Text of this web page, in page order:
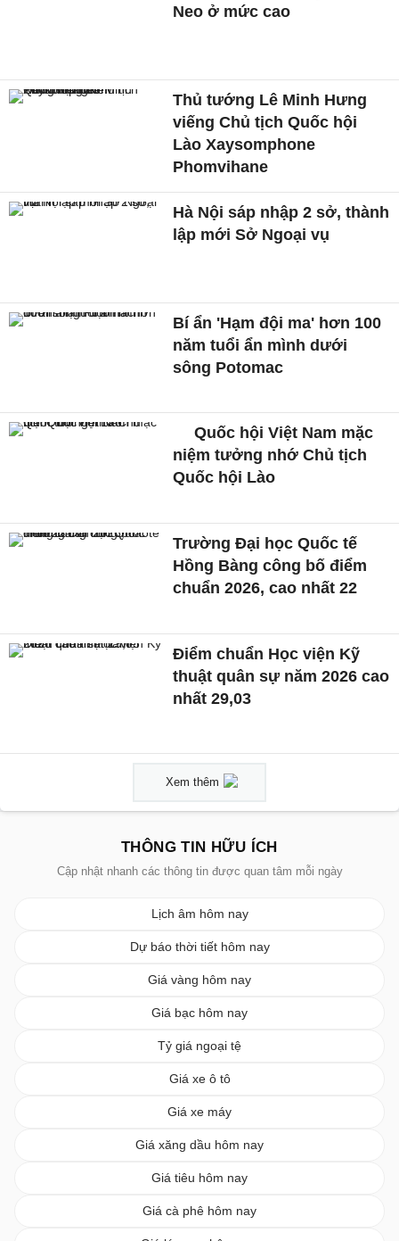
Neo ở mức cao
Thủ tướng Lê Minh Hưng
viếng Chủ tịch Quốc hội
Lào Xaysomphone
Phomvihane
Hà Nội sáp nhập 2 sở, thành
lập mới Sở Ngoại vụ
Bí ẩn 'Hạm đội ma' hơn 100
năm tuổi ẩn mình dưới
sông Potomac
Quốc hội Việt Nam mặc
niệm tưởng nhớ Chủ tịch
Quốc hội Lào
Trường Đại học Quốc tế
Hồng Bàng công bố điểm
chuẩn 2026, cao nhất 22
Điểm chuẩn Học viện Kỹ
thuật quân sự năm 2026 cao
nhất 29,03
Xem thêm
THÔNG TIN HỮU ÍCH
Cập nhật nhanh các thông tin được quan tâm mỗi ngày
Lịch âm hôm nay
Dự báo thời tiết hôm nay
Giá vàng hôm nay
Giá bạc hôm nay
Tỷ giá ngoại tệ
Giá xe ô tô
Giá xe máy
Giá xăng dầu hôm nay
Giá tiêu hôm nay
Giá cà phê hôm nay